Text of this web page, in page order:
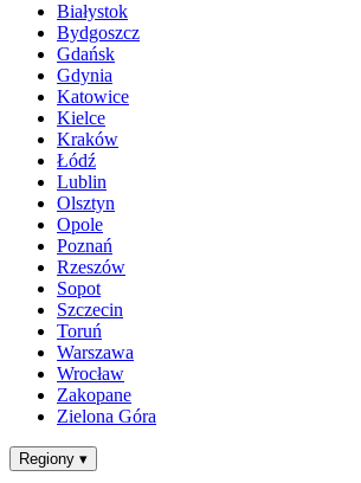
Białystok
Bydgoszcz
Gdańsk
Gdynia
Katowice
Kielce
Kraków
Łódź
Lublin
Olsztyn
Opole
Poznań
Rzeszów
Sopot
Szczecin
Toruń
Warszawa
Wrocław
Zakopane
Zielona Góra
Regiony ▾